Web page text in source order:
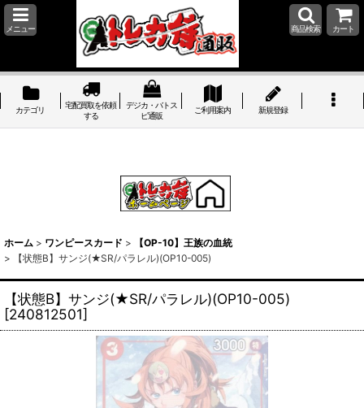
メニュー 商品検索 カート
カテゴリ
宅配買取を依頼
する
デジカ・バトス
ピ通販
ご利用案内 新規登録
ホーム > ワンピースカード >
【OP-10】王族の血統
>
【状態B】サンジ(★SR/パラレル)(OP10-005)
【状態B】サンジ(★SR/パラレル)(OP10-005)
[240812501]